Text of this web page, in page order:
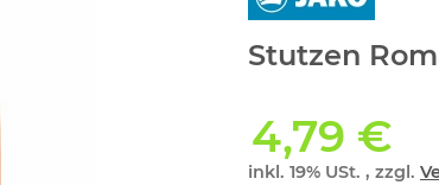
Stutzen
4,79 €
inkl. 19% USt. , zzgl.